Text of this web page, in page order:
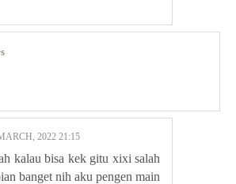
2022 21:15
kalau bisa kek gitu xixi salah
banget nih aku pengen main